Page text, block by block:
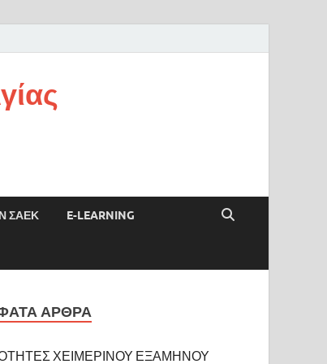
ΣΑΕΚ E-LEARNING
ΆΡΘΡΑ
ΧΕΙΜΕΡΙΝΟΥ ΕΞΑΜΗΝΟΥ